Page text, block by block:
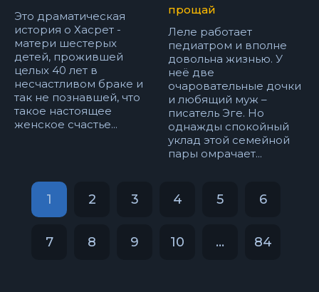
Это драматическая
история о Хасрет -
матери шестерых
детей, прожившей
целых 40 лет в
несчастливом браке и
так не познавшей, что
такое настоящее
женское счастье...
прощай
Леле работает
педиатром и вполне
довольна жизнью. У
неё две
очаровательные дочки
и любящий муж –
писатель Эге. Но
однажды спокойный
уклад этой семейной
пары омрачает...
1 2 3 4 5 6
7 8 9 10 ... 84